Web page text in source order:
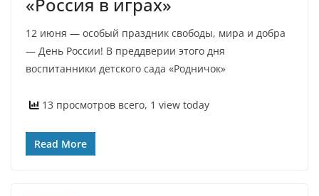
12 июня — особый праздник свободы, мира и добра
— День России! В преддверии этого дня
воспитанники детского сада «Родничок»
13 просмотров всего, 1 view today
Read More